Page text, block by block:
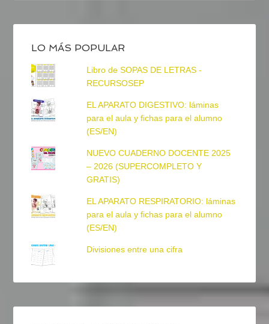
LO MÁS POPULAR
Libro de SOPAS DE LETRAS -
RECURSOSEP
EL APARATO DIGESTIVO: láminas
para el aula y fichas para el alumno
(ES/EN)
NUEVO CUADERNO DOCENTE 2025
– 2026 (SUPERCOMPLETO Y
GRATIS)
EL APARATO RESPIRATORIO: láminas
para el aula y fichas para el alumno
(ES/EN)
Divisiones entre una cifra